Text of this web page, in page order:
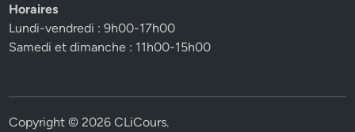
Horaires
Lundi-vendredi : 9h00-17h00
Samedi et dimanche : 11h00-15h00
Copyright © 2026CLiCours.